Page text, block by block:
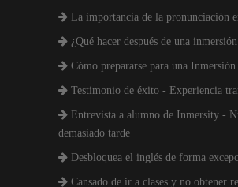
La importancia de la pronunciación
¿Qué hacer después de una
Cómo prepararse para una
Testimonio de éxito - Experiencia
Entrevista a alumno de Inmersity -
demasiado tarde
Desbloquea el inglés de forma
Cansado de ir a clases y no obtener